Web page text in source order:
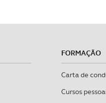
FORMAÇÃO
Carta de
Cursos